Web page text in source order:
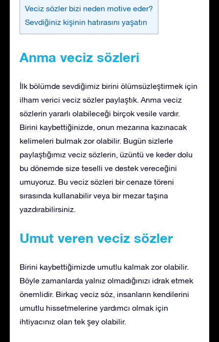
Veciz sözler bizi neden motive eder?
Sevdiğiniz kişinin hatırasını yaşatın
Anma veciz sözleri
İlk bölümde sevdiğimiz birini ölümsüzleştirmek için
ilham verici veciz sözler paylaştık. Anma veciz
sözlerin yararlı olabileceği birçok vesile vardır.
Birini kaybettiğinizde, onun mezarına kazınacak
kelimeleri bulmak zor olabilir. Bugün sizlerle
paylaştığımız veciz sözlerin, üzüntü ve keder dolu
bu dönemde size teselli ve destek vereceğini
umuyoruz. Bu veciz sözleri bir cenaze töreni
sırasında kullanabilir veya bir mezar taşına
yazdırabilirsiniz.
Umut veren veciz sözler
Birini kaybettiğimizde umutlu kalmak zor olabilir.
Böyle zamanlarda yalnız olmadığınızı idrak etmek
önemlidir. Birkaç veciz söz, insanların kendilerini
umutlu hissetmelerine yardımcı olmak için
ihtiyacınız olan tek şey olabilir.